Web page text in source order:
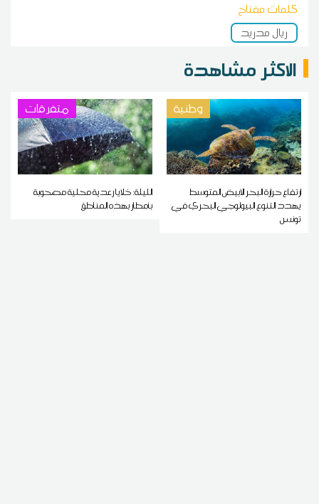
كلمات مفتاح
ريال مدريد
الاكثر مشاهدة
وطنية
ارتفاع حرارة البحر الأبيض المتوسط
يهدد التنوع البيولوجي البحري في
تونس
متفرقات
الليلة: خلايا رعدية محلية مصحوبة
بأمطار بهذه المناطق